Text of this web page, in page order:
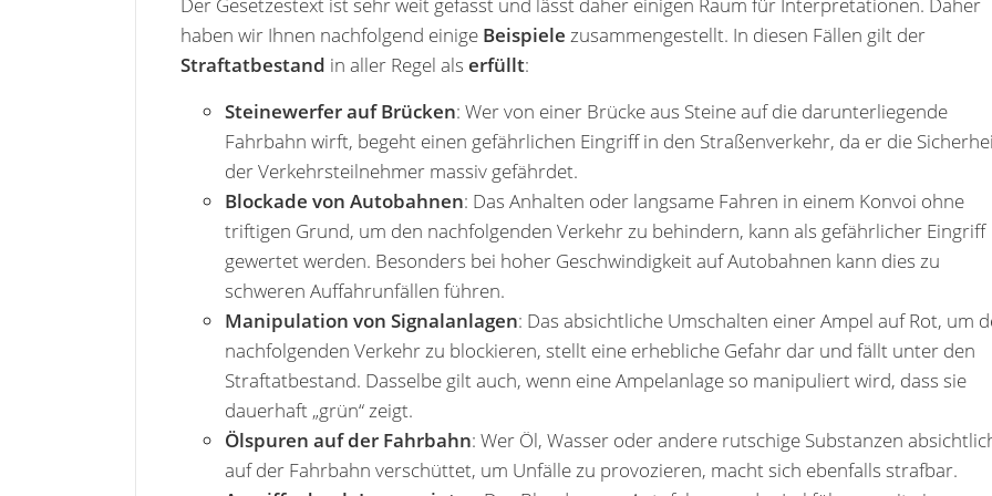
haben wir Ihnen nachfolgend einige Beispiele zusammengestellt. In diesen Fällen gilt der
Straftatbestand in aller Regel als erfüllt:
Steinewerfer auf Brücken: Wer von einer Brücke aus Steine auf die darunterliegende
Fahrbahn wirft, begeht einen gefährlichen Eingriff in den Straßenverkehr, da er die
der Verkehrsteilnehmer massiv gefährdet.
Blockade von Autobahnen: Das Anhalten oder langsame Fahren in einem Konvoi ohne
triftigen Grund, um den nachfolgenden Verkehr zu behindern, kann als gefährlicher Eingriff
gewertet werden. Besonders bei hoher Geschwindigkeit auf Autobahnen kann dies zu
schweren Auffahrunfällen führen.
Manipulation von Signalanlagen: Das absichtliche Umschalten einer Ampel auf Rot, um
nachfolgenden Verkehr zu blockieren, stellt eine erhebliche Gefahr dar und fällt unter den
Straftatbestand. Dasselbe gilt auch, wenn eine Ampelanlage so manipuliert wird, dass sie
dauerhaft „grün“ zeigt.
Ölspuren auf der Fahrbahn: Wer Öl, Wasser oder andere rutschige Substanzen
auf der Fahrbahn verschüttet, um Unfälle zu provozieren, macht sich ebenfalls strafbar.